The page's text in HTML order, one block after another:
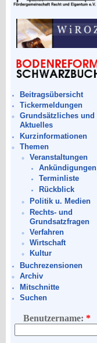
Beitragsübersicht
Tickermeldungen
Grundsätzliches und
Aktuelles
Kurzinformationen
Themen
Veranstaltungen
Ankündigungen
Terminliste
Rückblick
Politik u. Medien
Rechts- und
Grundsatzfragen
Verfahren
Wirtschaft
Kultur
Buchrezensionen
Archiv
Mitschnitte
Suchen
Benutzername: *